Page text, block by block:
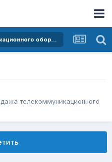
Покупка и продажа телекоммуникационного оборудования
телекоммуникационного